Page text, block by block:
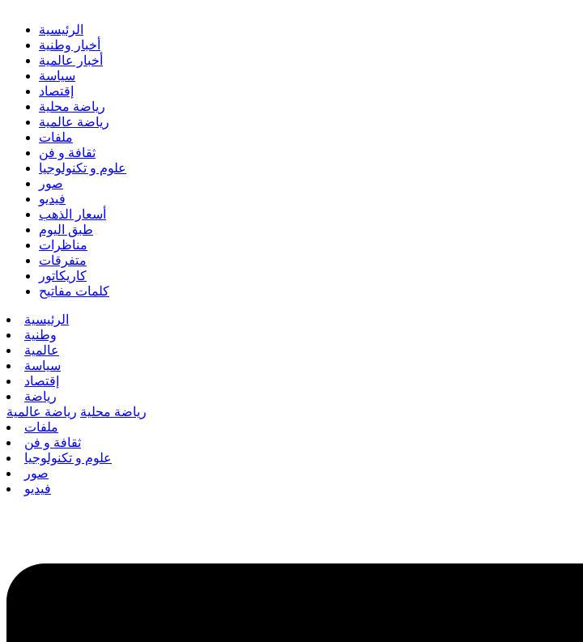
الرئيسية
أخبار وطنية
أخبار عالمية
سياسة
إقتصاد
رياضة محلية
رياضة عالمية
ملفات
ثقافة و فن
علوم و تكنولوجيا
صور
فيديو
أسعار الذهب
طبق اليوم
مناظرات
متفرقات
كاريكاتور
كلمات مفاتيح
الرئيسية
وطنية
عالمية
سياسة
إقتصاد
رياضة
رياضة محلية رياضة عالمية
ملفات
ثقافة و فن
علوم و تكنولوجيا
صور
فيديو